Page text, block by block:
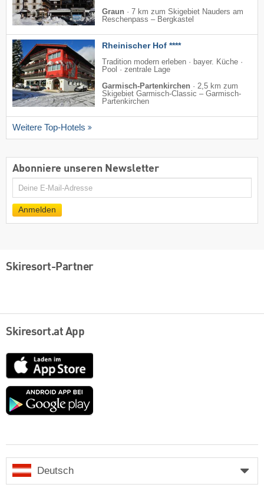
Graun · 7 km zum Skigebiet Nauders am
Reschenpass – Bergkastel
Rheinischer Hof ****
Tradition modern erleben · bayer. Küche ·
Pool · zentrale Lage
Garmisch-Partenkirchen · 2,5 km zum
Skigebiet Garmisch-Classic – Garmisch-
Partenkirchen
Weitere Top-Hotels
Abonniere unseren Newsletter
E-
Anmelden
Skiresort-Partner
Skiresort.at App
App
Store
Google
Deutsch